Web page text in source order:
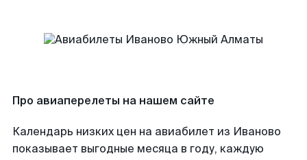
Про авиаперелеты на нашем сайте
Календарь низких цен на авиабилет из Иваново
показывает выгодные месяца в году, каждую